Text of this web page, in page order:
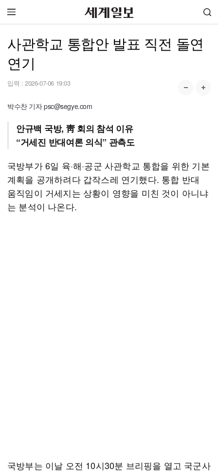
사관학교 통합안 발표 직전 돌연
연기
입력 : 2026-07-06 19:03
박수찬 기자 psc@segye.com
안규백 국방, 靑 회의 참석 이유
“거세진 반대여론 의식” 관측도
국방부가 6일 육·해·공군 사관학교 통합을 위한 기본
계획을 공개하려다 갑작스레 연기했다. 통합 반대
움직임이 거세지는 상황이 영향을 미친 것이 아니냐
는 분석이 나온다.
국방부는 이날 오전 10시30분 브리핑을 열고 국군사